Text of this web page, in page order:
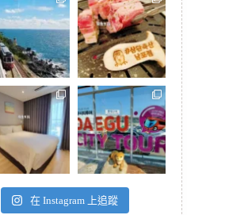
在 Instagram 上追蹤